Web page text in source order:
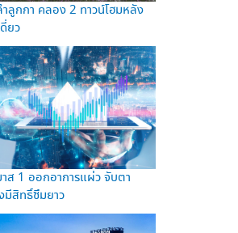
ลูกกา คลอง 2 ทาวน์โฮมหลัง
ยว
ส 1 ออกอาการแผ่ว จับตา
มีสิทธิ์ซึมยาว